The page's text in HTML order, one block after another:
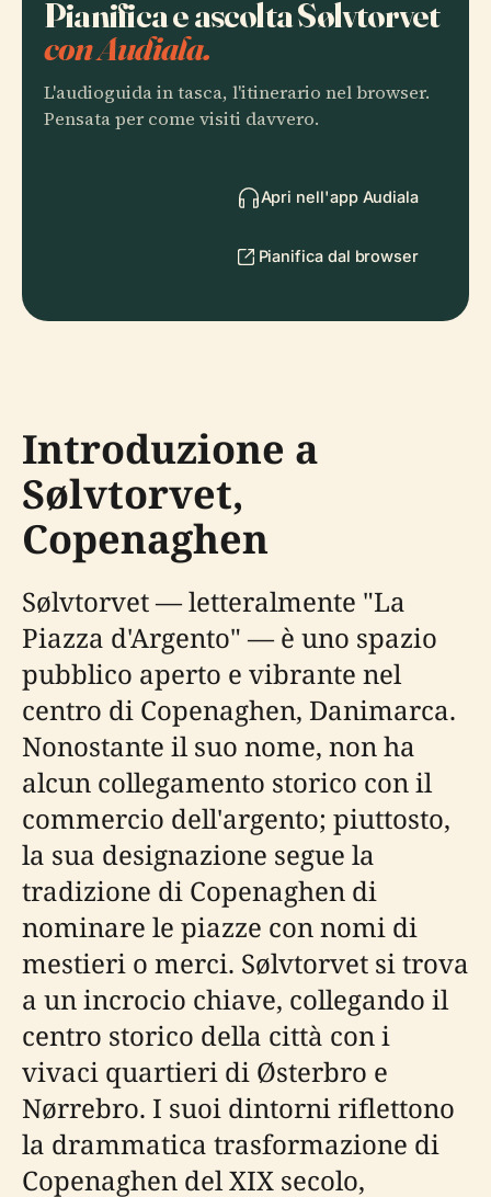
Pianifica e ascolta Sølvtorvet
con Audiala.
L'audioguida in tasca, l'itinerario nel browser.
Pensata per come visiti davvero.
Apri nell'app Audiala
Pianifica dal browser
Introduzione a
Sølvtorvet,
Copenaghen
Sølvtorvet — letteralmente "La
Piazza d'Argento" — è uno spazio
pubblico aperto e vibrante nel
centro di Copenaghen, Danimarca.
Nonostante il suo nome, non ha
alcun collegamento storico con il
commercio dell'argento; piuttosto,
la sua designazione segue la
tradizione di Copenaghen di
nominare le piazze con nomi di
mestieri o merci. Sølvtorvet si trova
a un incrocio chiave, collegando il
centro storico della città con i
vivaci quartieri di Østerbro e
Nørrebro. I suoi dintorni riflettono
la drammatica trasformazione di
Copenaghen del XIX secolo,